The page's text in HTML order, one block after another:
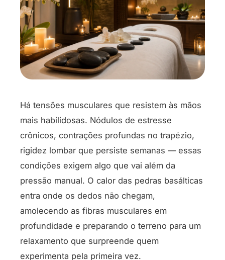
Há tensões musculares que resistem às mãos
mais habilidosas. Nódulos de estresse
crônicos, contrações profundas no trapézio,
rigidez lombar que persiste semanas — essas
condições exigem algo que vai além da
pressão manual. O calor das pedras basálticas
entra onde os dedos não chegam,
amolecendo as fibras musculares em
profundidade e preparando o terreno para um
relaxamento que surpreende quem
experimenta pela primeira vez.